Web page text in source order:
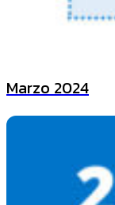
Marzo 2024